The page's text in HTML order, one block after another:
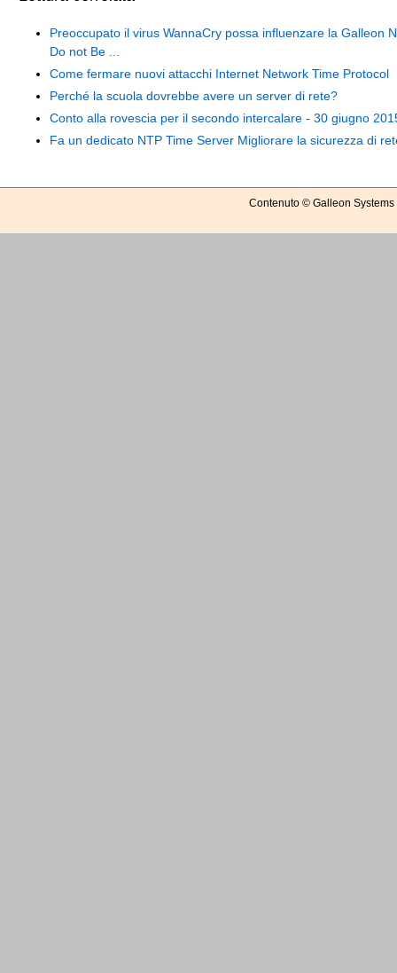
Preoccupato il virus WannaCry possa influenzare la Galleon
Do not Be ...
Come fermare nuovi attacchi Internet Network Time Protocol
Perché la scuola dovrebbe avere un server di rete?
Conto alla rovescia per il secondo intercalare - 30 giugno
Fa un dedicato NTP Time Server Migliorare la sicurezza di
Contenuto © Galleon Systems